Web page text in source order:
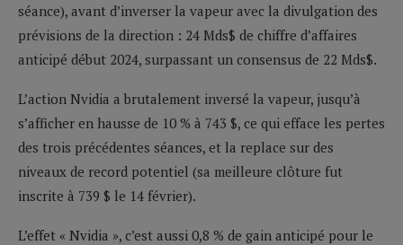
séance), avant d’inverser la vapeur avec la divulgation des
prévisions de la direction : 24 Mds$ de chiffre d’affaires
anticipé début 2024, surpassant un consensus de 22 Mds$.
L’action Nvidia a brutalement inversé la vapeur, jusqu’à
s’afficher en hausse de 10 % à 743 $, ce qui efface les pertes
des trois précédentes séances, et la replace sur des
niveaux de record potentiel (sa meilleure clôture fut
inscrite à 739 $ le 14 février).
L’effet « Nvidia », c’est aussi 0,8 % de gain anticipé pour le